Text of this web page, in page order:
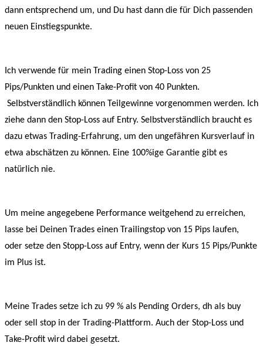
dann entsprechend um, und Du hast dann die für Dich passenden
neuen Einstiegspunkte.
Ich verwende für mein Trading einen Stop-Loss von 25
Pips/Punkten und einen Take-Profit von 40 Punkten.
Selbstverständlich können Teilgewinne vorgenommen werden. Ich
ziehe dann den Stop-Loss auf Entry. Selbstverständlich braucht es
dazu etwas Trading-Erfahrung, um den ungefähren Kursverlauf in
etwa abschätzen zu können. Eine 100%ige Garantie gibt es
natürlich nie.
Um meine angegebene Performance weitgehend zu erreichen,
lasse bei Deinen Trades einen Trailingstop von 15 Pips laufen,
oder setze den Stopp-Loss auf Entry, wenn der Kurs 15 Pips/Punkte
im Plus ist.
Meine Trades setze ich zu 99 % als Pending Orders, dh als buy
oder sell stop in der Trading-Plattform. Auch der Stop-Loss und
Take-Profit wird dabei gesetzt.